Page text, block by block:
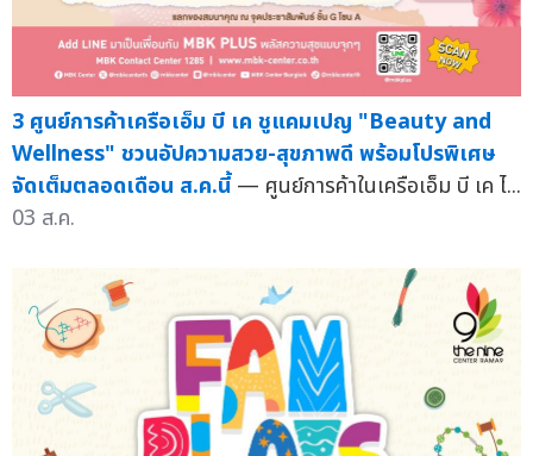
3 ศูนย์การค้าเครือเอ็ม บี เค ชูแคมเปญ "Beauty and
Wellness" ชวนอัปความสวย-สุขภาพดี พร้อมโปรพิเศษ
จัดเต็มตลอดเดือน ส.ค.นี้ — ศูนย์การค้าในเครือเอ็ม บี เค ไ...
03 ส.ค.